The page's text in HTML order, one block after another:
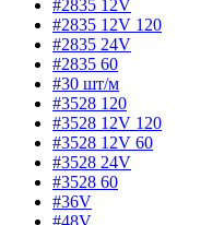
#2835 12V
#2835 12V 120
#2835 24V
#2835 60
#30 шт/м
#3528 120
#3528 12V 120
#3528 12V 60
#3528 24V
#3528 60
#36V